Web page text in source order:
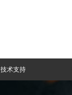
技术支持